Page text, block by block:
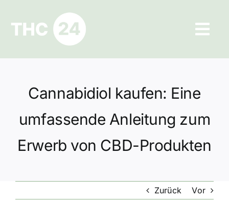
springen
Ratgeber
Hilfe und Kontakt
Datenschutz
Cannabidiol kaufen: Eine
umfassende Anleitung zum
Erwerb von CBD-Produkten
Zurück Vor